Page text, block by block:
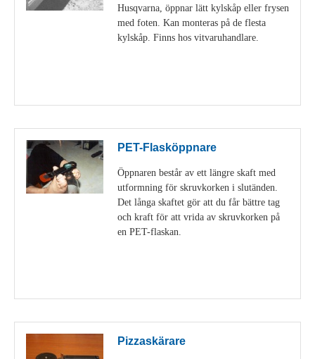
Husqvarna, öppnar lätt kylskåp eller frysen
med foten. Kan monteras på de flesta
kylskåp. Finns hos vitvaruhandlare.
PET-Flasköppnare
Öppnaren består av ett längre skaft med
utformning för skruvkorken i slutänden.
Det långa skaftet gör att du får bättre tag
och kraft för att vrida av skruvkorken på
en PET-flaskan.
Pizzaskärare